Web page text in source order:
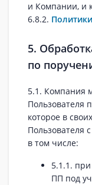
и Компании, и
6.8.2.
5.
по
5.1. Компания
Пользователя
которое в
Пользователя
в том числе:
5.1.1.
ПП под